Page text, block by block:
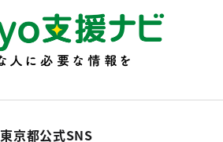
東京都公式SNS